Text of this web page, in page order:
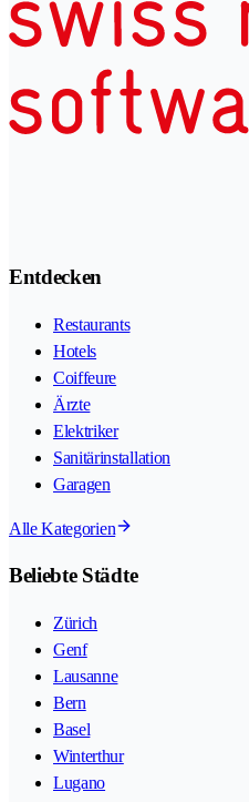
Entdecken
Restaurants
Hotels
Coiffeure
Ärzte
Elektriker
Sanitärinstallation
Garagen
Alle Kategorien
Beliebte Städte
Zürich
Genf
Lausanne
Bern
Basel
Winterthur
Lugano